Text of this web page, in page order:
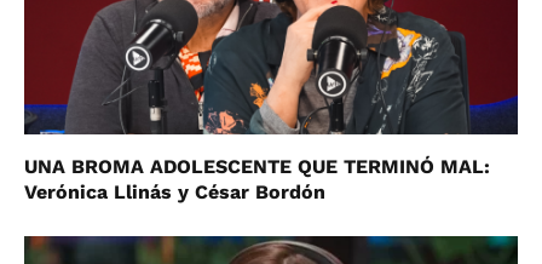
UNA BROMA ADOLESCENTE QUE TERMINÓ MAL:
Verónica Llinás y César Bordón